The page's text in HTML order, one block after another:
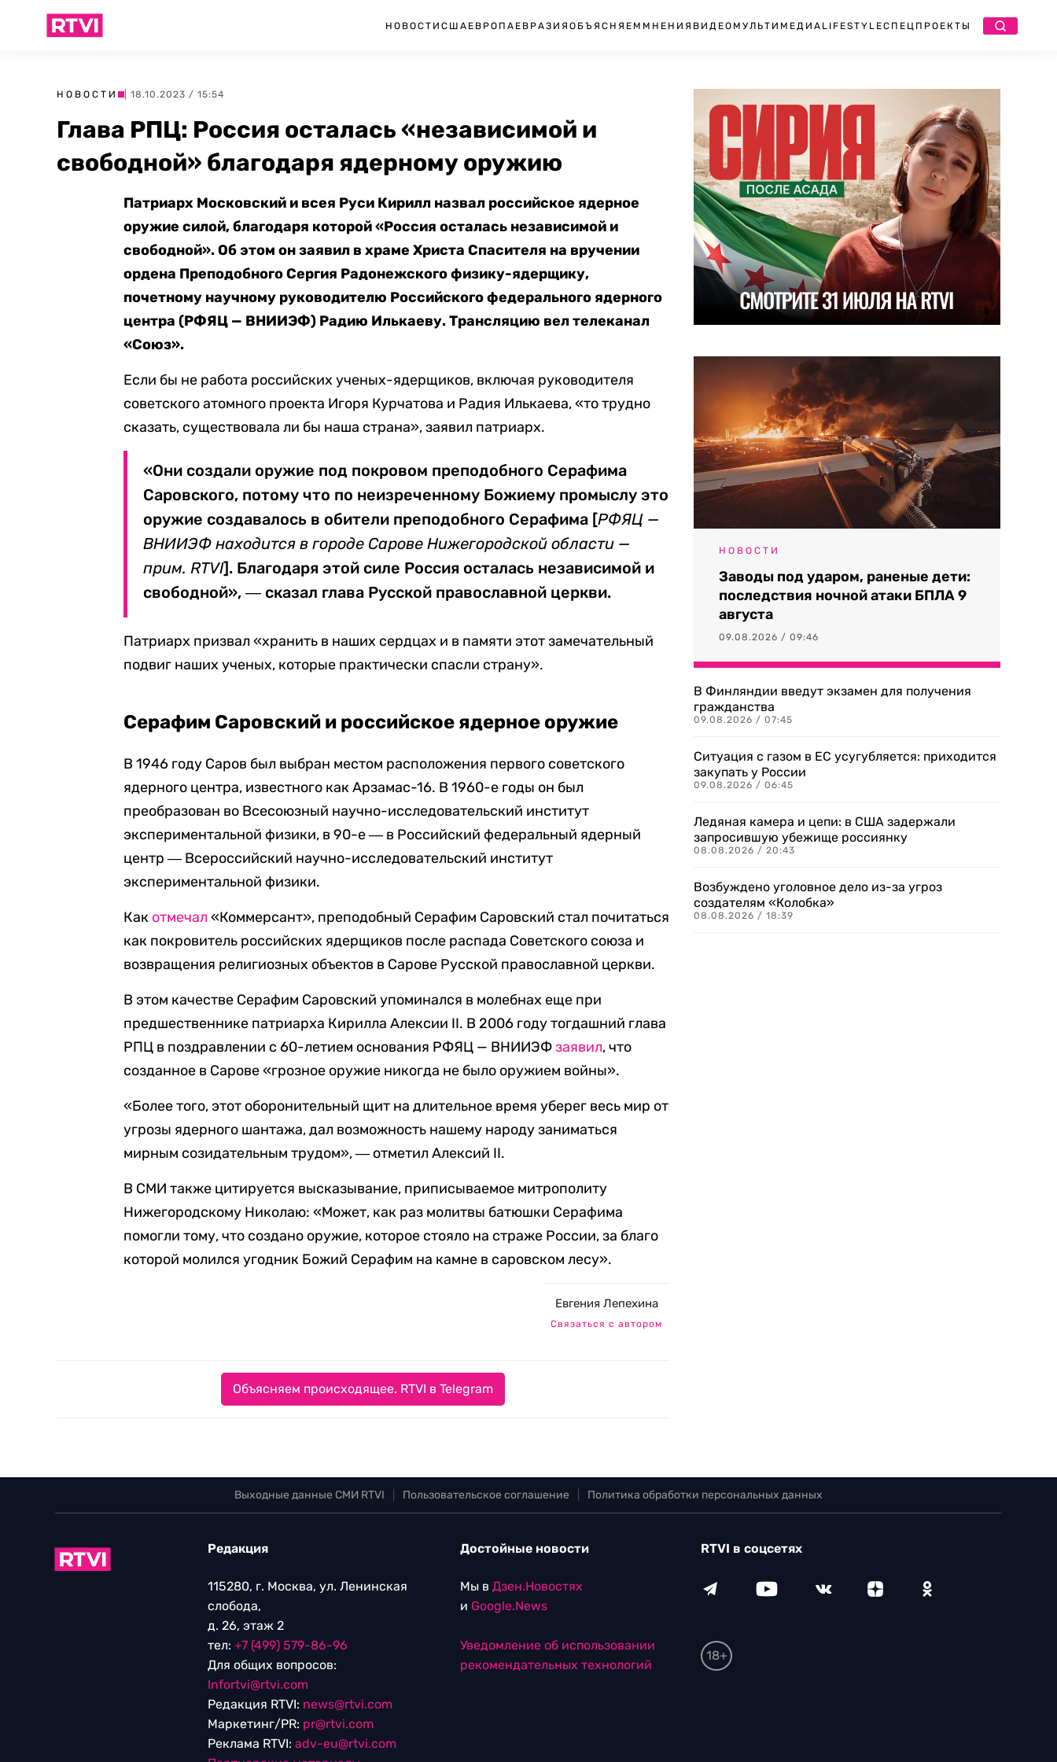
НОВОСТИ США ЕВРОПА ЕВРАЗИЯ ОБЪЯСНЯЕМ МНЕНИЯ ВИДЕО МУЛЬТИМЕДИА LIFESTYLEСПЕЦПРОЕКТЫ
НОВОСТИ | 18.10.2023 / 15:54
Глава РПЦ: Россия осталась «независимой и
свободной» благодаря ядерному оружию
Патриарх Московский и всея Руси Кирилл назвал российское ядерное
оружие силой, благодаря которой «Россия осталась независимой и
свободной». Об этом он заявил в храме Христа Спасителя на вручении
ордена Преподобного Сергия Радонежского физику-ядерщику,
почетному научному руководителю Российского федерального ядерного
центра (РФЯЦ — ВНИИЭФ) Радию Илькаеву. Трансляцию вел телеканал
«Союз».
Если бы не работа российских ученых-ядерщиков, включая руководителя
советского атомного проекта Игоря Курчатова и Радия Илькаева, «то трудно
сказать, существовала ли бы наша страна», заявил патриарх.
«Они создали оружие под покровом преподобного Серафима
Саровского, потому что по неизреченному Божиему промыслу это
оружие создавалось в обители преподобного Серафима [РФЯЦ —
ВНИИЭФ находится в городе Сарове Нижегородской области —
прим. RTVI]. Благодаря этой силе Россия осталась независимой и
свободной», ― сказал глава Русской православной церкви.
Патриарх призвал «хранить в наших сердцах и в памяти этот замечательный
подвиг наших ученых, которые практически спасли страну».
Серафим Саровский и российское ядерное оружие
В 1946 году Саров был выбран местом расположения первого советского
ядерного центра, известного как Арзамас-16. В 1960-е годы он был
преобразован во Всесоюзный научно-исследовательский институт
экспериментальной физики, в 90-е ― в Российский федеральный ядерный
центр ― Всероссийский научно-исследовательский институт
экспериментальной физики.
Как отмечал «Коммерсант», преподобный Серафим Саровский стал почитаться
как покровитель российских ядерщиков после распада Советского союза и
возвращения религиозных объектов в Сарове Русской православной церкви.
В этом качестве Серафим Саровский упоминался в молебнах еще при
предшественнике патриарха Кирилла Алексии II. В 2006 году тогдашний глава
РПЦ в поздравлении с 60-летием основания РФЯЦ — ВНИИЭФзаявил, что
созданное в Сарове «грозное оружие никогда не было оружием войны».
«Более того, этот оборонительный щит на длительное время уберег весь мир от
угрозы ядерного шантажа, дал возможность нашему народу заниматься
мирным созидательным трудом», ― отметил Алексий II.
В СМИ также цитируется высказывание, приписываемое митрополиту
Нижегородскому Николаю: «Может, как раз молитвы батюшки Серафима
помогли тому, что создано оружие, которое стояло на страже России, за благо
которой молился угодник Божий Серафим на камне в саровском лесу».
Евгения Лепехина
Связаться с автором
Объясняем происходящее. RTVI в Telegram
НОВОСТИ
Заводы под ударом, раненые дети:
последствия ночной атаки БПЛА 9
августа
09.08.2026 / 09:46
В Финляндии введут экзамен для получения
гражданства
09.08.2026 / 07:45
Ситуация с газом в ЕС усугубляется: приходится
закупать у России
09.08.2026 / 06:45
Ледяная камера и цепи: в США задержали
запросившую убежище россиянку
08.08.2026 / 20:43
Возбуждено уголовное дело из-за угроз
создателям «Колобка»
08.08.2026 / 18:39
Выходные данные СМИ RTVI Пользовательское соглашение Политика обработки персональных данных
Редакция
115280, г. Москва, ул. Ленинская
слобода,
д. 26, этаж 2
тел: +7 (499) 579-86-96
Для общих вопросов:
Infortvi@rtvi.com
Редакция RTVI: news@rtvi.com
Маркетинг/PR: pr@rtvi.com
Реклама RTVI: adv-eu@rtvi.com
Достойные новости
Мы в Дзен.Новостях
и Google.News
Уведомление об использовании
рекомендательных технологий
RTVI в соцсетях
18+